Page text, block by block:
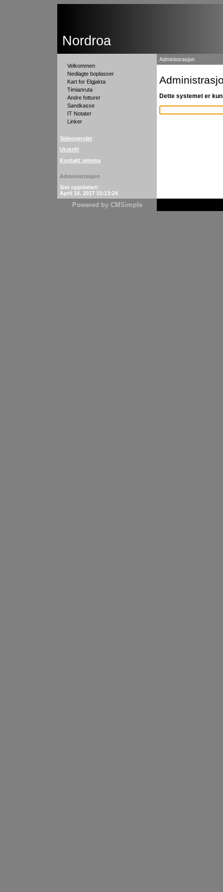
Nordroa
Velkommen
Nedlagte boplasser
Kart for Elgjakta
Timianruta
Andre fotturer
Sandkasse
IT Notater
Linker
Sideoversikt
Utskrift
Kontakt skjema
Administrasjon
Sist oppdatert:
April 18. 2017 15:13:24
Administrasjon
Dette systemet er
Powered by CMSimple